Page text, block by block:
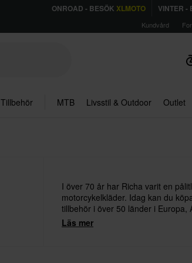
ONROAD - BESÖK XLMOTO VINTER -
Kundvård
Tillbehör MTB Livsstil & Outdoor Outlet
I över 70 år har Richa varit en
motorcykelkläder. Idag kan du
tillbehör i över 50 länder i Europa,
Sydamerika.
Läs mer